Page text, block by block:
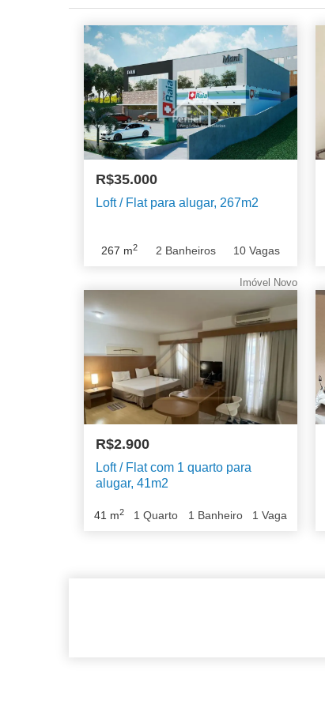
R$35.000
Loft / Flat para alugar, 267m2
267 m2 2 Banheiros 10Vagas
Imóvel Novo
R$2.900
Loft / Flat com 1 quarto para
alugar, 41m2
41 m2 1 Quarto 1 Banheiro 1 Vaga